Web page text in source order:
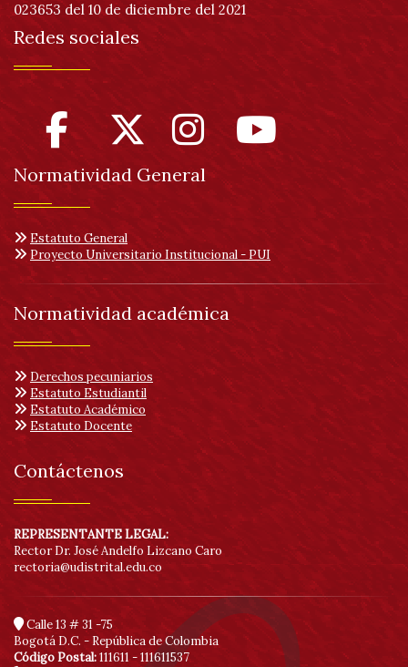
023653 del 10 de diciembre del 2021
Redes sociales
Normatividad General
Estatuto General
Proyecto Universitario Institucional - PUI
Normatividad académica
Derechos pecuniarios
Estatuto Estudiantil
Estatuto Académico
Estatuto Docente
Contáctenos
REPRESENTANTE LEGAL:
Rector Dr. José Andelfo Lizcano Caro
rectoria@udistrital.edu.co
Calle 13 # 31 -75
Bogotá D.C. - República de Colombia
Código Postal:111611 - 111611537